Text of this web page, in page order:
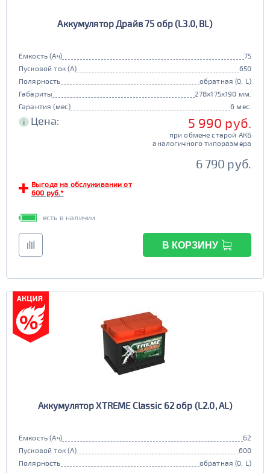
Аккумулятор Драйв 75 обр (L3.0, BL)
Емкость (Ач)
75
Пусковой ток (А)
650
Полярность
обратная (0, L)
Габариты
278x175x190 мм.
Гарантия (мес)
6 мес.
i Цена: 5 990 руб.
при обмене старой АКБ
аналогичного типоразмера
6 790 руб.
Выгода на обслуживании от
600 руб.*
есть в наличии
В КОРЗИНУ
Аккумулятор XTREME Classic 62 обр (L2.0, AL)
Емкость (Ач)
62
Пусковой ток (А)
600
Полярность
обратная (0, L)